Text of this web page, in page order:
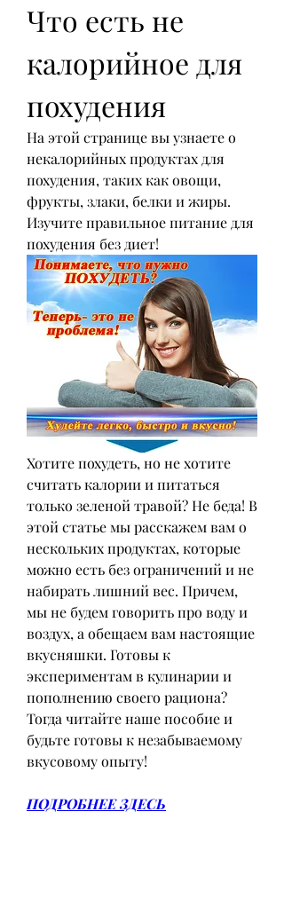
Что есть не
калорийное для
похудения
На этой странице вы узнаете о
некалорийных продуктах для
похудения, таких как овощи,
фрукты, злаки, белки и жиры.
Изучите правильное питание для
похудения без диет!
Хотите похудеть, но не хотите
считать калории и питаться
только зеленой травой? Не беда! В
этой статье мы расскажем вам о
нескольких продуктах, которые
можно есть без ограничений и не
набирать лишний вес. Причем,
мы не будем говорить про воду и
воздух, а обещаем вам настоящие
вкусняшки. Готовы к
экспериментам в кулинарии и
пополнению своего рациона?
Тогда читайте наше пособие и
будьте готовы к незабываемому
вкусовому опыту!
ПОДРОБНЕЕ ЗДЕСЬ